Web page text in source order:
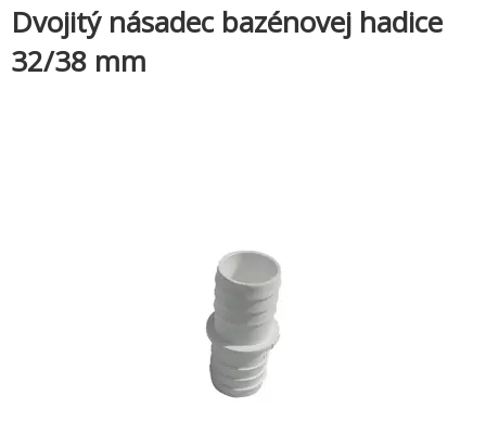
Dvojitý násadec bazénovej hadice
32/38 mm